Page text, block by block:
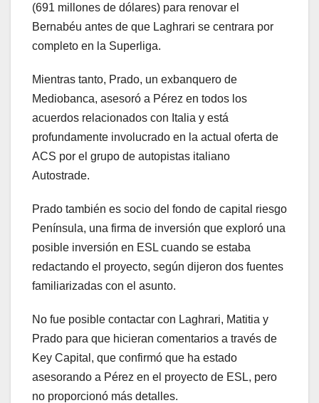
(691 millones de dólares) para renovar el
Bernabéu antes de que Laghrari se centrara por
completo en la Superliga.
Mientras tanto, Prado, un exbanquero de
Mediobanca, asesoró a Pérez en todos los
acuerdos relacionados con Italia y está
profundamente involucrado en la actual oferta de
ACS por el grupo de autopistas italiano
Autostrade.
Prado también es socio del fondo de capital riesgo
Península, una firma de inversión que exploró una
posible inversión en ESL cuando se estaba
redactando el proyecto, según dijeron dos fuentes
familiarizadas con el asunto.
No fue posible contactar con Laghrari, Matitia y
Prado para que hicieran comentarios a través de
Key Capital, que confirmó que ha estado
asesorando a Pérez en el proyecto de ESL, pero
no proporcionó más detalles.